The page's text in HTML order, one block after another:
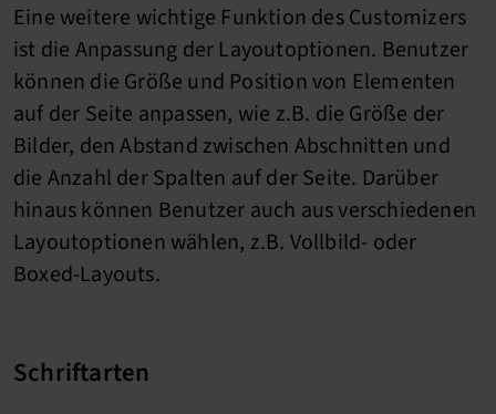
Eine weitere wichtige Funktion des Customizers
ist die Anpassung der Layoutoptionen. Benutzer
können die Größe und Position von Elementen
auf der Seite anpassen, wie z.B. die Größe der
Bilder, den Abstand zwischen Abschnitten und
die Anzahl der Spalten auf der Seite. Darüber
hinaus können Benutzer auch aus verschiedenen
Layoutoptionen wählen, z.B. Vollbild- oder
Boxed-Layouts.
Schriftarten